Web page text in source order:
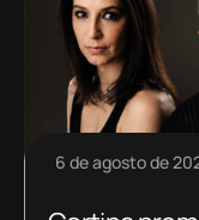
6 de agosto de